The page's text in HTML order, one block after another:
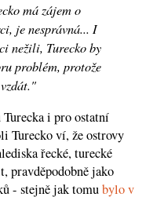
má zájem o
je nesprávná... I
nežili, Turecko by
problém, protože
i pro ostatní
Turecko ví, že ostrovy
řecké, turecké
pravděpodobně jako
- stejně jak tomubylo v